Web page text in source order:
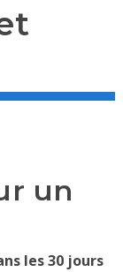
un
les 30 jours